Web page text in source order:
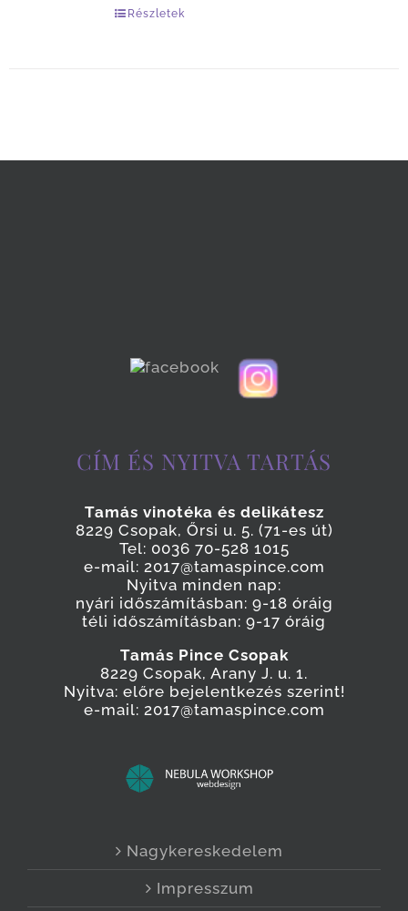
Részletek
CÍM ÉS NYITVA TARTÁS
Tamás vinotéka és delikátesz
8229 Csopak, Őrsi u. 5. (71-es út)
Tel: 0036 70-528 1015
e-mail: 2017@tamaspince.com
Nyitva minden nap:
nyári időszámításban: 9-18 óráig
téli időszámításban: 9-17 óráig
Tamás Pince Csopak
8229 Csopak, Arany J. u. 1.
Nyitva: előre bejelentkezés szerint!
e-mail: 2017@tamaspince.com
Nagykereskedelem
Impresszum